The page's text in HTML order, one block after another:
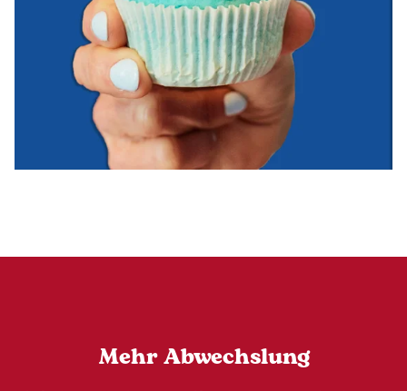
Mehr Abwechslung